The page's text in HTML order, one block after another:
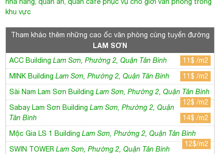
nhà hàng, quán ăn, quán cafe phục vụ cho giới văn phòng trong
khu vực
Tham khảo thêm những cao ốc văn phòng cùng tuyến đường
LAM SƠN
ACC BuildingLam Sơn, Phường 2, Quận Tân Bình
11$ /m2
MINK BuildingLam Sơn, Phường 2, Quận Tân Bình
11$ /m2
Sài Nam Lam Sơn BuildingLam Sơn, Phường 2, Quận Tân Bình
12$ /m2
Sabay Lam Sơn BuildingLam Sơn, Phường 2, Quận
Tân Bình
14$ /m2
Mộc Gia LS 1 BuildingLam Sơn, Phường 2, Quận Tân Bình
12$/m2
SWIN TOWERLam Sơn, Phường 2, Quận Tân Bình